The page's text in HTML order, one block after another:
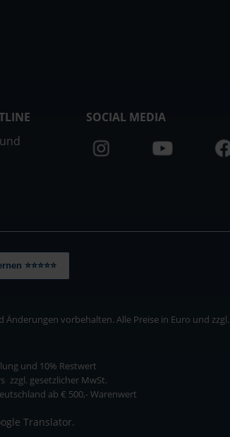
SOCIAL MEDIA
⭐⭐⭐⭐⭐
vorbehalten. Alle Preise in Euro und
und 10% Restwert
zzgl. gesetzlicher MwSt.
ab € 500,- Warenwert
Translator.